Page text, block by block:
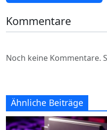
Kommentare
Noch keine Kommentare.
Ähnliche Beiträge